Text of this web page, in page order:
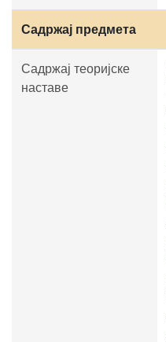
Садржај предмета
Садржај теоријске
наставе